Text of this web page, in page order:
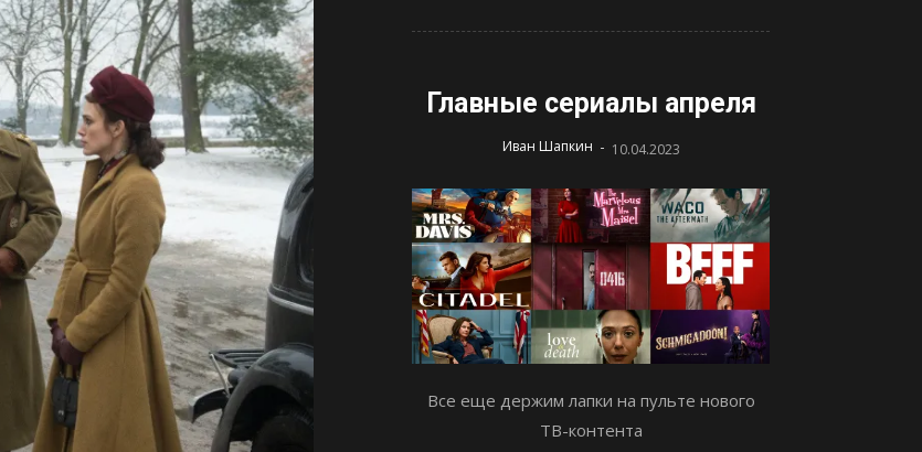
Главные сериалы апреля
Иван Шапкин - 10.04.2023
Все еще держим лапки на пульте нового
ТВ-контента